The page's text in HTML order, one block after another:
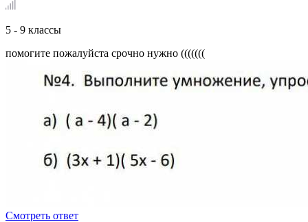
5 - 9 классы
помогите пожалуйста срочно нужно (((((((​
Смотреть ответ